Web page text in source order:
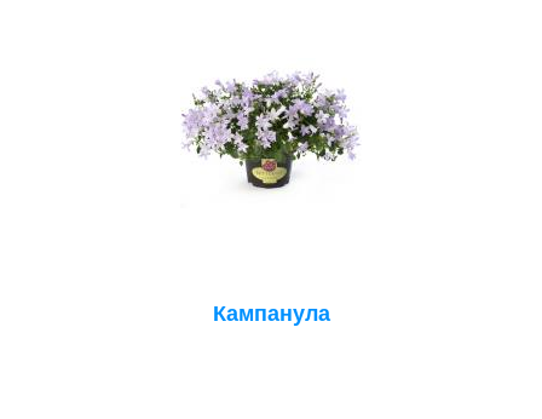
Кампанула